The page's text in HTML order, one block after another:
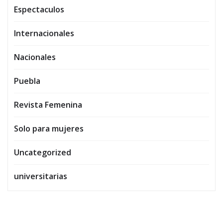
Espectaculos
Internacionales
Nacionales
Puebla
Revista Femenina
Solo para mujeres
Uncategorized
universitarias